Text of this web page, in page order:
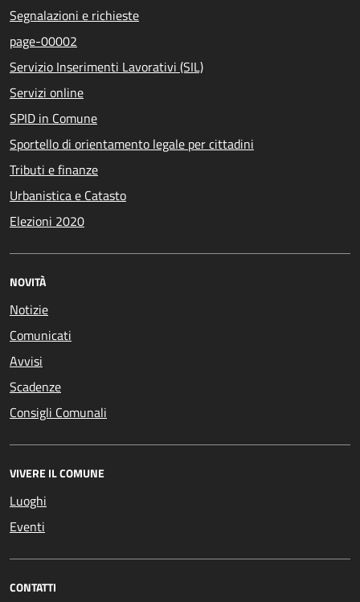
Segnalazioni e richieste
page-00002
Servizio Inserimenti Lavorativi (SIL)
Servizi online
SPID in Comune
Sportello di orientamento legale per cittadini
Tributi e finanze
Urbanistica e Catasto
Elezioni 2020
NOVITÀ
Notizie
Comunicati
Avvisi
Scadenze
Consigli Comunali
VIVERE IL COMUNE
Luoghi
Eventi
CONTATTI